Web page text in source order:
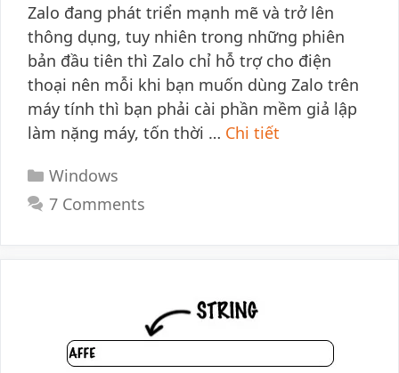
Zalo đang phát triển mạnh mẽ và trở lên
thông dụng, tuy nhiên trong những phiên
bản đầu tiên thì Zalo chỉ hỗ trợ cho điện
thoại nên mỗi khi bạn muốn dùng Zalo trên
máy tính thì bạn phải cài phần mềm giả lập
làm nặng máy, tốn thời … Chi tiết
Categories
Windows
7 Comments